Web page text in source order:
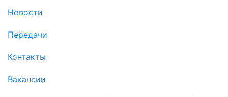
Новости
Передачи
Контакты
Вакансии